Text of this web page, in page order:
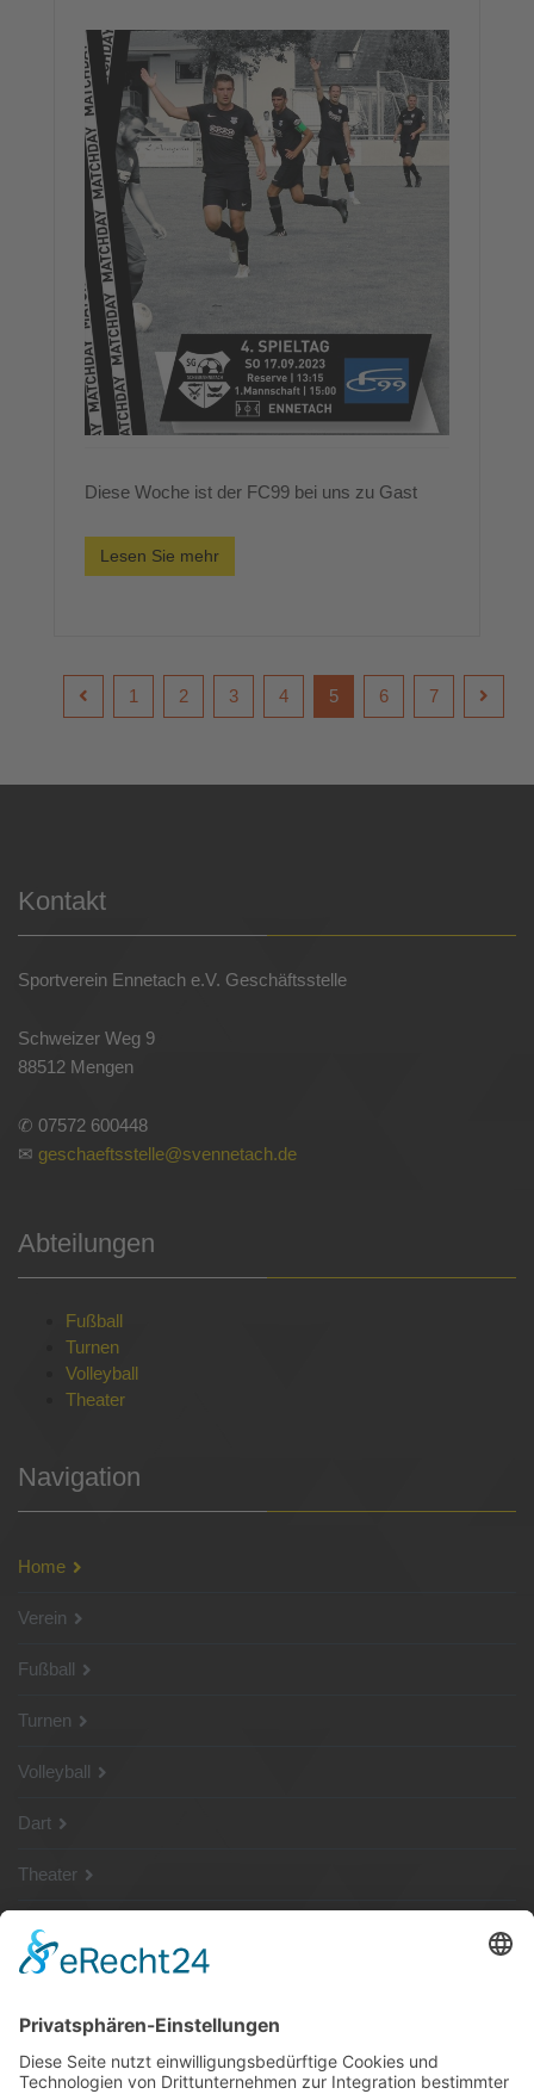
Diese Woche ist der FC99 bei uns zu Gast
Lesen Sie mehr
1 2 3 4 5 6 7
Kontakt
Sportverein Ennetach e.V. Geschäftsstelle
Schweizer Weg 9
88512 Mengen
✆ 07572 600448
✉ geschaeftsstelle@svennetach.de
Abteilungen
Fußball
Turnen
Volleyball
Theater
Navigation
Home
Verein
Fußball
Turnen
Volleyball
Dart
Theater
SG Shop
Sponsoren
Kontakt